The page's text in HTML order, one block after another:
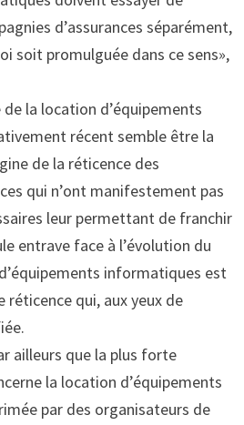
d’assurances séparément,
soit promulguée dans ce sens»,
la location d’équipements
récent semble être la
de la réticence des
qui n’ont manifestement pas
leur permettant de franchir
entrave face à l’évolution du
informatiques est
qui, aux yeux de
ailleurs que la plus forte
la location d’équipements
par des organisateurs de